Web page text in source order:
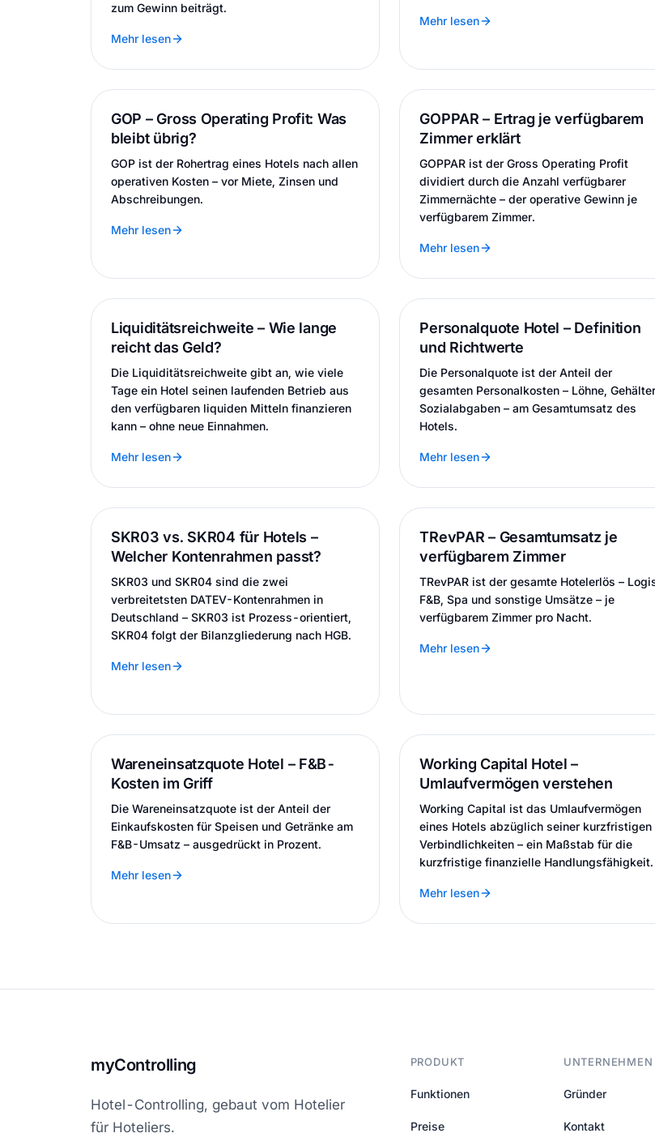
zum Gewinn beiträgt.
Mehr lesen
Mehr lesen
GOP – Gross Operating Profit: Was
bleibt übrig?
GOP ist der Rohertrag eines Hotels nach allen
operativen Kosten – vor Miete, Zinsen und
Abschreibungen.
Mehr lesen
GOPPAR – Ertrag je verfügbarem
Zimmer erklärt
GOPPAR ist der Gross Operating Profit
dividiert durch die Anzahl verfügbarer
Zimmernächte – der operative Gewinn je
verfügbarem Zimmer.
Mehr lesen
Liquiditätsreichweite – Wie lange
reicht das Geld?
Die Liquiditätsreichweite gibt an, wie viele
Tage ein Hotel seinen laufenden Betrieb aus
den verfügbaren liquiden Mitteln finanzieren
kann – ohne neue Einnahmen.
Mehr lesen
Personalquote Hotel – Definition
und Richtwerte
Die Personalquote ist der Anteil der
gesamten Personalkosten – Löhne,
Sozialabgaben – am Gesamtumsatz des
Hotels.
Mehr lesen
SKR03 vs. SKR04 für Hotels –
Welcher Kontenrahmen passt?
SKR03 und SKR04 sind die zwei
verbreitetsten DATEV-Kontenrahmen in
Deutschland – SKR03 ist Prozess-orientiert,
SKR04 folgt der Bilanzgliederung nach HGB.
Mehr lesen
TRevPAR – Gesamtumsatz je
verfügbarem Zimmer
TRevPAR ist der gesamte Hotelerlös –
F&B, Spa und sonstige Umsätze – je
verfügbarem Zimmer pro Nacht.
Mehr lesen
Wareneinsatzquote Hotel – F&B-
Kosten im Griff
Die Wareneinsatzquote ist der Anteil der
Einkaufskosten für Speisen und Getränke am
F&B-Umsatz – ausgedrückt in Prozent.
Mehr lesen
Working Capital Hotel –
Umlaufvermögen verstehen
Working Capital ist das Umlaufvermögen
eines Hotels abzüglich seiner kurzfristigen
Verbindlichkeiten – ein Maßstab für die
kurzfristige finanzielle Handlungsfähigkeit.
Mehr lesen
myControlling
Hotel-Controlling, gebaut vom Hotelier
für Hoteliers.
PRODUKT
Funktionen
Preise
UNTERNEHMEN
Gründer
Kontakt